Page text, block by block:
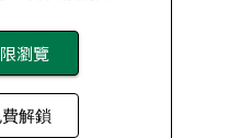
瀏覽
解鎖